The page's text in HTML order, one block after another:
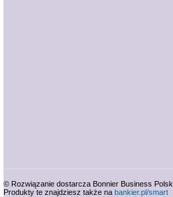
© Rozwiązanie dostarcza Bonnier Business
Produkty te znajdziesz także na bankier.pl/smart